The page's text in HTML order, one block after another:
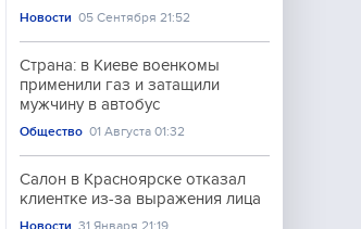
Новости 05 Сентября 21:52
Страна: в Киеве военкомы
применили газ и затащили
мужчину в автобус
Общество 01 Августа 01:32
Салон в Красноярске отказал
клиентке из-за выражения лица
Новости 31 Января 21:19